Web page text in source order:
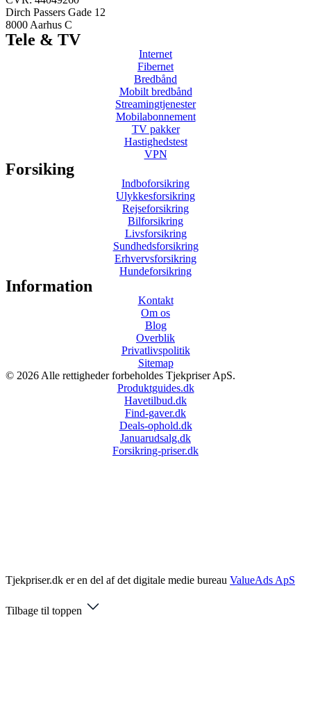
Dirch Passers Gade 12
8000 Aarhus C
Tele & TV
Internet
Fibernet
Bredbånd
Mobilt bredbånd
Streamingtjenester
Mobilabonnement
TV pakker
Hastighedstest
VPN
Forsiking
Indboforsikring
Ulykkesforsikring
Rejseforsikring
Bilforsikring
Livsforsikring
Sundhedsforsikring
Erhvervsforsikring
Hundeforsikring
Information
Kontakt
Om os
Blog
Overblik
Privatlivspolitik
Sitemap
© 2026 Alle rettigheder forbeholdes Tjekpriser ApS.
Produktguides.dk
Havetilbud.dk
Find-gaver.dk
Deals-ophold.dk
Januarudsalg.dk
Forsikring-priser.dk
Tjekpriser.dk er en del af det digitale medie bureau ValueAds ApS
Tilbage til toppen